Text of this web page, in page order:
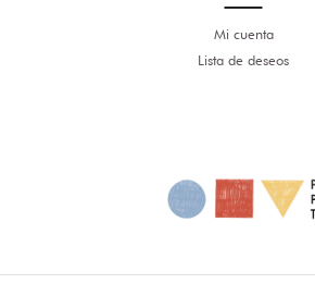
Mi cuenta
Lista de deseos